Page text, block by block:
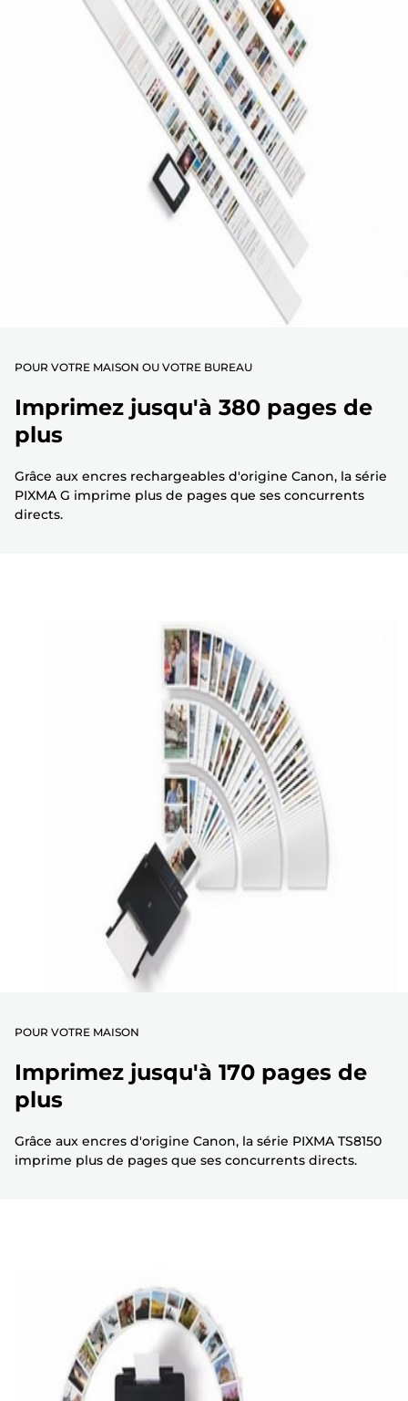
POUR VOTRE MAISON OU VOTRE BUREAU
Imprimez jusqu'à 380 pages de
plus
Grâce aux encres rechargeables d'origine Canon, la série
PIXMA G imprime plus de pages que ses concurrents
directs.
POUR VOTRE MAISON
Imprimez jusqu'à 170 pages de
plus
Grâce aux encres d'origine Canon, la série PIXMA TS8150
imprime plus de pages que ses concurrents directs.